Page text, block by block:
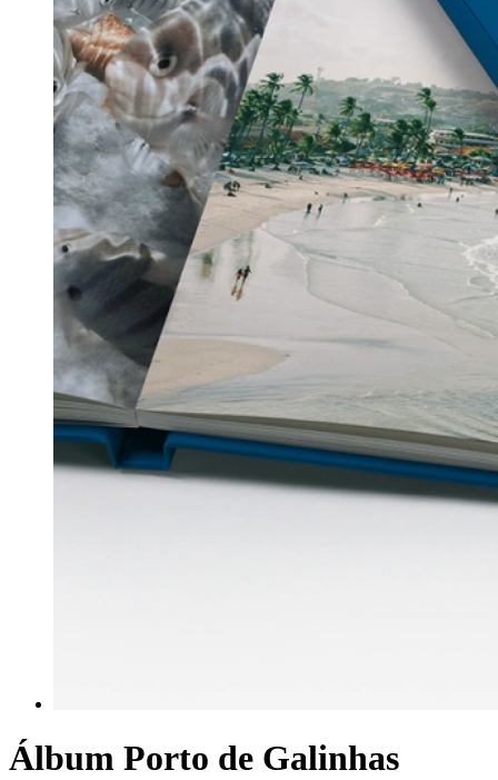
Álbum Porto de Galinhas